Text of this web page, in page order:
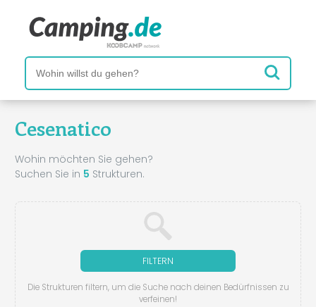
Cesenatico
Wohin möchten Sie gehen?
Suchen Sie in 5 Strukturen.
FILTERN
Die Strukturen filtern, um die Suche nach deinen Bedürfnissen zu
verfeinen!